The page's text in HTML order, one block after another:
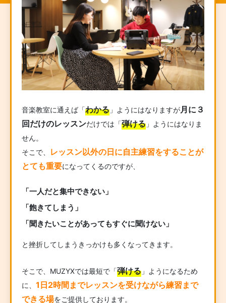
音楽教室に通えば「わかる」ようにはなりますが月に３
回だけのレッスンだけでは「弾ける」ようにはなりま
せん。
そこで、
レッスン以外の日に自主練習をすることが
とても重要になってくるのですが、
「一人だと集中できない」
「飽きてしまう」
「聞きたいことがあってもすぐに聞けない」
と挫折してしまうきっかけも多くなってきます。
そこで、MUZYXでは最短で「弾ける」ようになるため
に、 1日2時間までレッスンを受けながら練習まで
できる場をご提供しております。